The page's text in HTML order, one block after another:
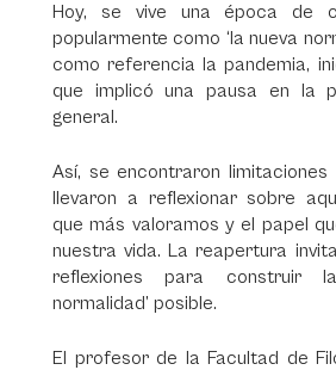
Hoy, se vive una época de
popularmente como ‘la nueva
como referencia la pandemia,
que implicó una pausa en la
general.
Así, se encontraron
llevaron a reflexionar sobre
que más valoramos y el papel
nuestra vida. La reapertura
reflexiones para construir
normalidad’ posible.
El profesor de la Facultad de